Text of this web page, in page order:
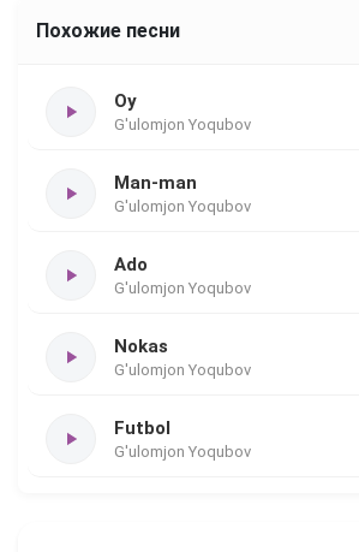
Похожие песни
Oy
G'ulomjon Yoqubov
Man-man
G'ulomjon Yoqubov
Ado
G'ulomjon Yoqubov
Nokas
G'ulomjon Yoqubov
Futbol
G'ulomjon Yoqubov